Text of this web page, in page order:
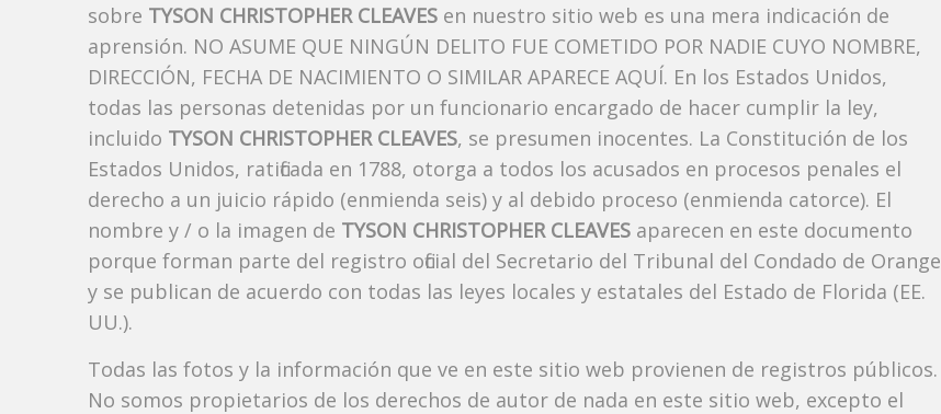
sobre TYSON CHRISTOPHER CLEAVES en nuestro sitio web es una mera indicación de
aprensión. NO ASUME QUE NINGÚN DELITO FUE COMETIDO POR NADIE CUYO NOMBRE,
DIRECCIÓN, FECHA DE NACIMIENTO O SIMILAR APARECE AQUÍ. En los Estados Unidos,
todas las personas detenidas por un funcionario encargado de hacer cumplir la ley,
incluido TYSON CHRISTOPHER CLEAVES, se presumen inocentes. La Constitución de los
Estados Unidos, ratificada en 1788, otorga a todos los acusados ​​en procesos penales el
derecho a un juicio rápido (enmienda seis) y al debido proceso (enmienda catorce). El
nombre y / o la imagen de TYSON CHRISTOPHER CLEAVES aparecen en este documento
porque forman parte del registro oficial del Secretario del Tribunal del Condado de Orange
y se publican de acuerdo con todas las leyes locales y estatales del Estado de Florida (EE.
UU.).
Todas las fotos y la información que ve en este sitio web provienen de registros públicos.
No somos propietarios de los derechos de autor de nada en este sitio web, excepto el